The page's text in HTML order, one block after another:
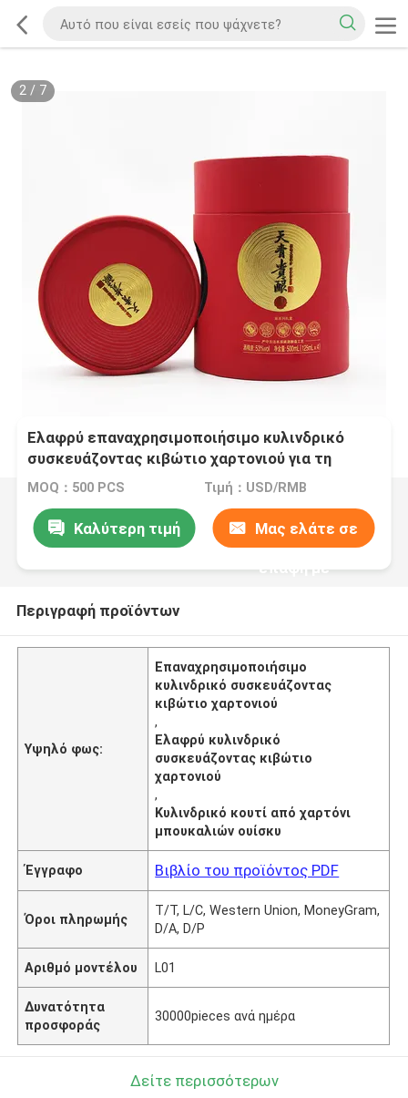
2/ 7
Ελαφρύ επαναχρησιμοποιήσιμο κυλινδρικό
συσκευάζοντας κιβώτιο χαρτονιού για τη
συσκευασία μπουκαλιών ουίσκυ
MOQ：500 PCS Τιμή：USD/RMB
Καλύτερη τιμή Μας ελάτε σε
επαφή με
Περιγραφή προϊόντων
Υψηλό φως:
Επαναχρησιμοποιήσιμο
κυλινδρικό συσκευάζοντας
κιβώτιο χαρτονιού
,
Ελαφρύ κυλινδρικό
συσκευάζοντας κιβώτιο
χαρτονιού
,
Κυλινδρικό κουτί από χαρτόνι
μπουκαλιών ουίσκυ
Έγγραφο Βιβλίο του προϊόντος PDF
Όροι πληρωμής
T/T, L/C, Western Union, MoneyGram,
D/A, D/P
Αριθμό μοντέλου L01
Δυνατότητα
προσφοράς
30000pieces ανά ημέρα
Δείτε περισσότερων